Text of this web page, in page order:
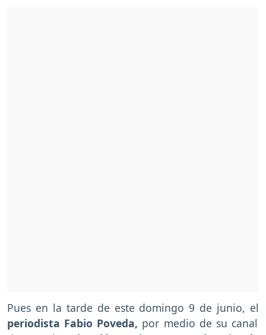
Pues en la tarde de este domingo 9 de junio, el
periodista Fabio Poveda, por medio de su canal